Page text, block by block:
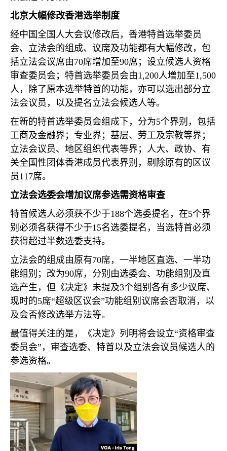
北京大幅修改香港选举制度
经中国全国人大会议修改后，香港特首选举委员
会、立法会的组成、议席及功能都有大幅修改，包
括立法会议席由70席增加至90席；设立候选人资格
审查委员会；特首选举委员会由1,200人增加至1,500
人，除了原本选举特首的功能，亦可以选出部分立
法会议员，以及提名立法会候选人等。
在新的特首选举委员会组成下，分为5个界别，包括
工商及金融界；专业界；基层、劳工及宗教等界；
立法会议员、地区组织代表等界；人大、政协、有
关全国性团体香港成员代表界别，剔除原有的区议
员117席。
立法会选委会增加议席参选需资格审查
特首候选人必须获不少于188个选委提名，在5个界
别必须各获得不少于15名选委提名，当选特首必须
获得超过半数选委支持。
立法会的组成由原有70席，一半地区直选、一半功
能组别；改为90席，分别由选委会、功能组别及直
选产生，但《决定》未提及3个组别各有多少议席、
现时的5席“超级区议会”功能组别议席会否取消，以
及会否修改选举方法等。
最值得关注的是，《决定》列明将会设立“资格审查
委员会”，审查选委、特首以及立法会议员候选人的
参选资格。